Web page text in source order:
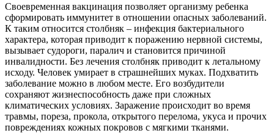
Своевременная вакцинация позволяет организму ребенка
сформировать иммунитет в отношении опасных заболеваний.
К таким относится столбняк – инфекция бактериального
характера, которая приводит к поражению нервной системы,
вызывает судороги, паралич и становится причиной
инвалидности. Без лечения столбняк приводит к летальному
исходу. Человек умирает в страшнейших муках. Подхватить
заболевание можно в любом месте. Его возбудители
сохраняют жизнеспособность даже при сложных
климатических условиях. Заражение происходит во время
травмы, пореза, прокола, открытого перелома, укуса и прочих
повреждениях кожных покровов с мягкими тканями.